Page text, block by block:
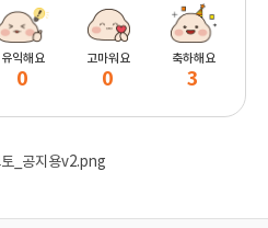
유익해요
0
고마워요
0
축하해요
3